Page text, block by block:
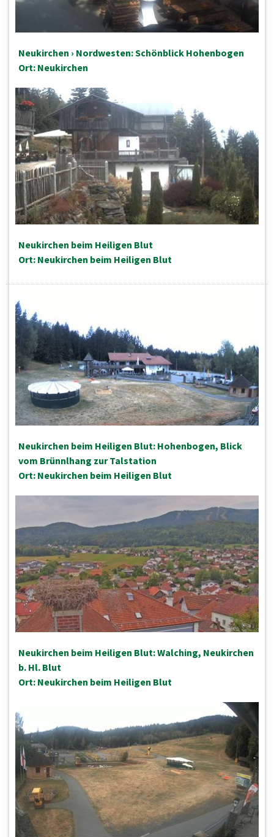
Neukirchen › Nordwesten: Schönblick Hohenbogen
Ort: Neukirchen
Neukirchen beim Heiligen Blut
Ort: Neukirchen beim Heiligen Blut
Neukirchen beim Heiligen Blut: Hohenbogen, Blick
vom Brünnlhang zur Talstation
Ort: Neukirchen beim Heiligen Blut
Neukirchen beim Heiligen Blut: Walching, Neukirchen
b. Hl. Blut
Ort: Neukirchen beim Heiligen Blut